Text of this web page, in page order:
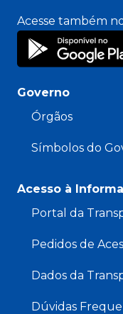
Acesse também
Governo
Órgãos
Símbolos do
Acesso à
Portal da
Pedidos de
Dados da
Dúvidas